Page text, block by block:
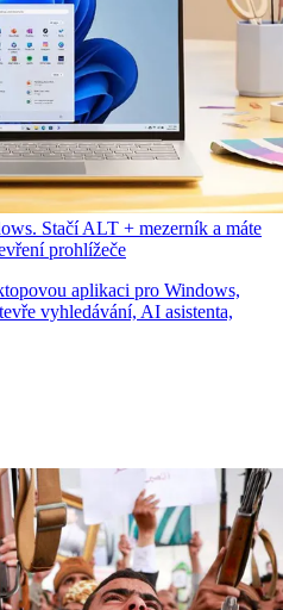
Stačí ALT + mezerník a máte
prohlížeče
aplikaci pro Windows,
vyhledávání, AI asistenta,